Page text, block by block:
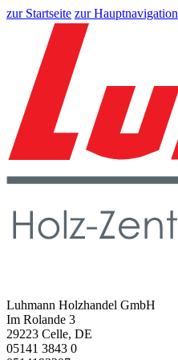
zur Startseite zur Hauptnavigation
Luhmann Holzhandel GmbH
Im Rolande 3
29223 Celle, DE
05141 3843 0